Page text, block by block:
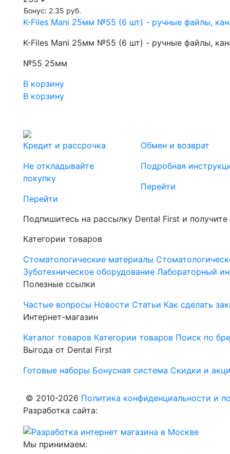
Бонус: 2.35 руб.
K-Files Mani 25мм №55 (6 шт) - ручные файлы,
K-Files Mani 25мм №55 (6 шт) - ручные файлы,
№55 25мм
В корзину
В корзину
Кредит и рассрочка
Не откладывайте
покупку
Перейти
Обмен и возврат
Подробная
Перейти
Подпишитесь на рассылку Dental First и
Категории товаров
Стоматологические материалы
Зуботехническое оборудование Лабораторный
Полезные ссылки
Частые вопросы Новости Статьи Как сделать
Интернет-магазин
Каталог товаров Категории товаров Поиск по
Выгода от Dental First
Готовые наборы Бонусная система Скидки и
© 2010-2026 Политика конфиденциальности и
Разработка сайта:
Мы принимаем: